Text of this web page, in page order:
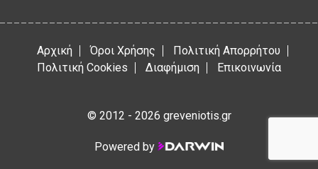
Αρχική Όροι Χρήσης
Πολιτική Απορρήτου
Πολιτική Cookies
Διαφήμιση Επικοινωνία
© 2012 - 2026 greveniotis.gr
Powered by